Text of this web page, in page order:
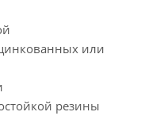
или
резины